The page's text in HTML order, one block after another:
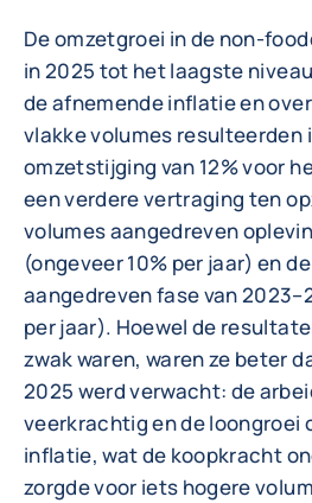
De omzetgroei in de non-
in 2025 tot het laagste
de afnemende inflatie en
vlakke volumes resulteerden
omzetstijging van 12% voor
een verdere vertraging ten
volumes aangedreven
(ongeveer 10% per jaar) en
aangedreven fase van
per jaar). Hoewel de
zwak waren, waren ze beter
2025 werd verwacht: de
veerkrachtig en de loongroei
inflatie, wat de koopkracht
zorgde voor iets hogere